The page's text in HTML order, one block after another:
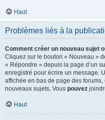
Haut
Problèmes liés à la
Comment créer un nouveau sujet
Cliquez sur le bouton « Nouveau »
« Répondre » depuis la page d’un
enregistré pour écrire un message.
affichée en bas de page des forums,
nouveaux sujets, Vous pouvez
Haut